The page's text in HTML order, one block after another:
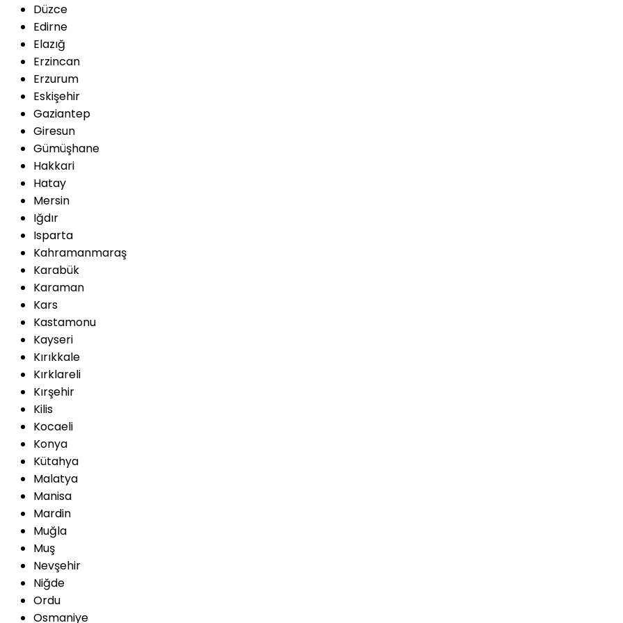
Düzce
Edirne
Elazığ
Erzincan
Erzurum
Eskişehir
Gaziantep
Giresun
Gümüşhane
Hakkari
Hatay
Mersin
Iğdır
Isparta
Kahramanmaraş
Karabük
Karaman
Kars
Kastamonu
Kayseri
Kırıkkale
Kırklareli
Kırşehir
Kilis
Kocaeli
Konya
Kütahya
Malatya
Manisa
Mardin
Muğla
Muş
Nevşehir
Niğde
Ordu
Osmaniye